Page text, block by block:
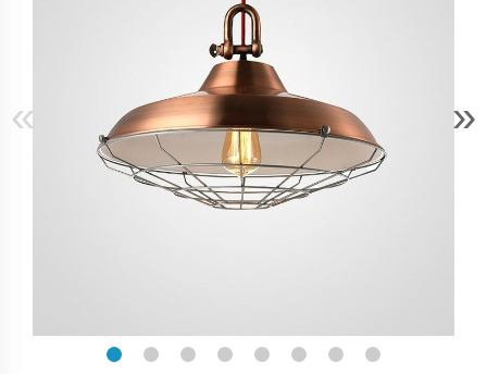
« »